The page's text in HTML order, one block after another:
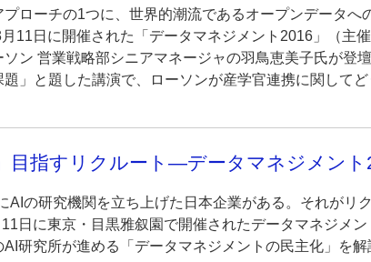
ローチの1つに、世界的潮流であるオープンデータへ
11日に開催された「データマネジメント2016」（主
ソン 営業戦略部シニアマネージャの羽鳥恵美子氏が登
」と題した講演で、ローソンが産学官連携に関して
目指すリクルート―データマネジメント
AIの研究機関を立ち上げた日本企業がある。それがリ
日に東京・目黒雅叙園で開催されたデータマネジメ
研究所が進める「データマネジメントの民主化」を解